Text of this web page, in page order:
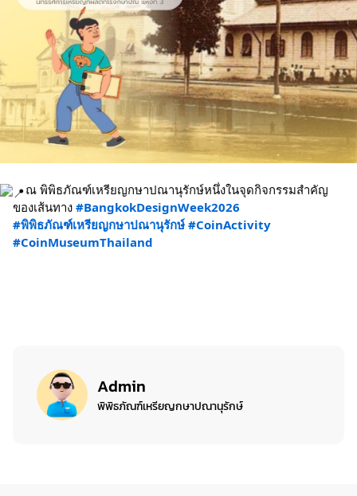
ณ พิพิธภัณฑ์เหรียญกษาปณานุรักษ์หนึ่งในจุดกิจกรรมสำคัญ
ของเส้นทาง #BangkokDesignWeek2026
#พิพิธภัณฑ์เหรียญกษาปณานุรักษ์ #CoinActivity
#CoinMuseumThailand
Admin
พิพิธภัณฑ์เหรียญกษาปณานุรักษ์